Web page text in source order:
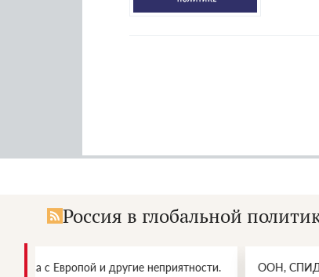
Россия в глобальной
ООН, СПИД и возможности влияния